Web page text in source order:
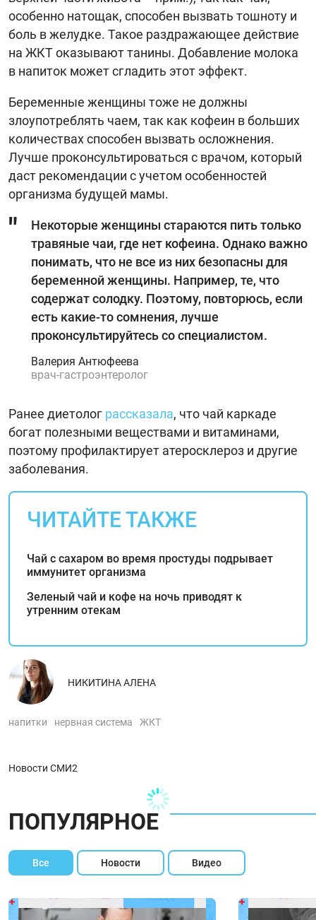
особенно натощак, способен вызвать тошноту и
боль в желудке. Такое раздражающее действие
на ЖКТ оказывают танины. Добавление молока
в напиток может сгладить этот эффект.
Беременные женщины тоже не должны
злоупотреблять чаем, так как кофеин в больших
количествах способен вызвать осложнения.
Лучше проконсультироваться с врачом, который
даст рекомендации с учетом особенностей
организма будущей мамы.
Некоторые женщины стараются пить только
травяные чаи, где нет кофеина. Однако важно
понимать, что не все из них безопасны для
беременной женщины. Например, те, что
содержат солодку. Поэтому, повторюсь, если
есть какие-то сомнения, лучше
проконсультируйтесь со специалистом.
Валерия Антюфеева
врач-гастроэнтеролог
Ранее диетолог рассказала, что чай каркаде
богат полезными веществами и витаминами,
поэтому профилактирует атеросклероз и другие
заболевания.
ЧИТАЙТЕ ТАКЖЕ
Чай с сахаром во время простуды подрывает
иммунитет организма
Зеленый чай и кофе на ночь приводят к
утренним отекам
НИКИТИНА АЛЕНА
напитки нервная система ЖКТ
Новости СМИ2
ПОПУЛЯРНОЕ
Все Новости Видео